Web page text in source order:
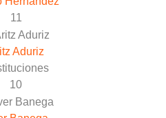
11
Aduriz
10